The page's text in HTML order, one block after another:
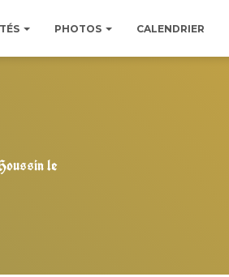
PHOTOS CALENDRIER
le